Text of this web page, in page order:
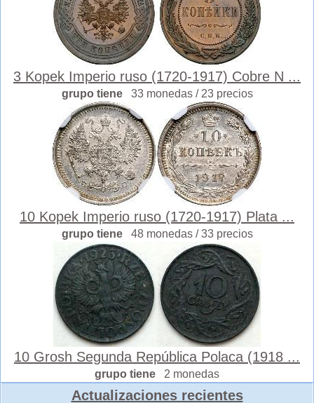
3 Kopek Imperio ruso (1720-1917) Cobre N ...
grupo tiene 33 monedas / 23 precios
10 Kopek Imperio ruso (1720-1917) Plata ...
grupo tiene 48 monedas / 33 precios
10 Grosh Segunda República Polaca (1918 ...
grupo tiene 2 monedas
Actualizaciones recientes